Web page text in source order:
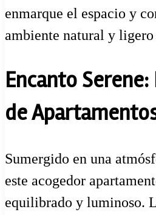
enmarque el espacio y
ambiente natural y
Encanto
de
Sumergido en una
este acogedor
equilibrado y luminoso.